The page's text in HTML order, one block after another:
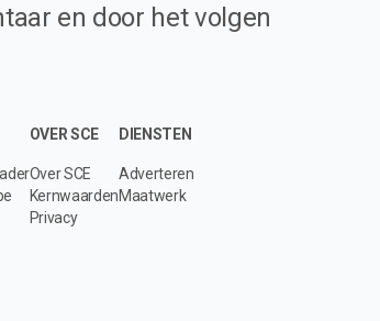
en door het volgen
OVER SCE
Over SCE
Kernwaarden
Privacy
DIENSTEN
Adverteren
Maatwerk